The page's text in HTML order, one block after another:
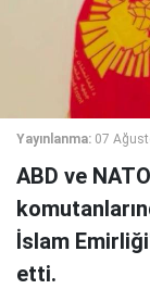
Yayınlanma: 07
ABD ve
İslam
etti.